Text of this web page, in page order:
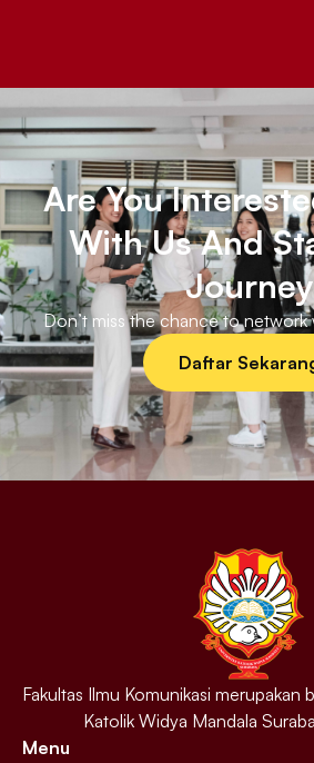
Are You
With Us And
Journey
Don’t miss the chance to network
Daftar
Fakultas Ilmu Komunikasi merupakan
Katolik Widya Mandala
Menu